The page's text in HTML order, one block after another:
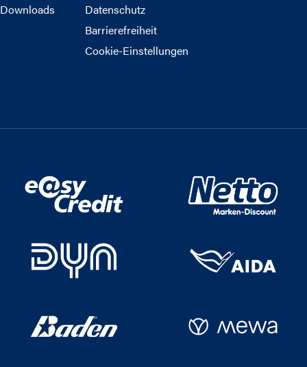
Downloads
Datenschutz
Barrierefreiheit
Cookie-Einstellungen